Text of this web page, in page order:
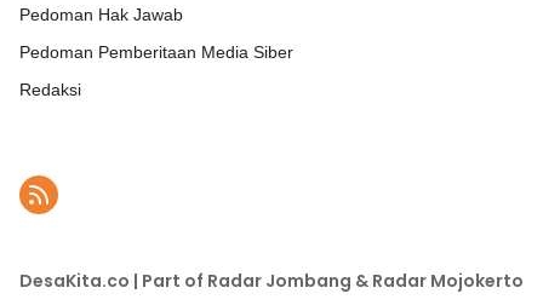
Pedoman Hak Jawab
Pedoman Pemberitaan Media Siber
Redaksi
DesaKita.co | Part of Radar Jombang & Radar Mojokerto